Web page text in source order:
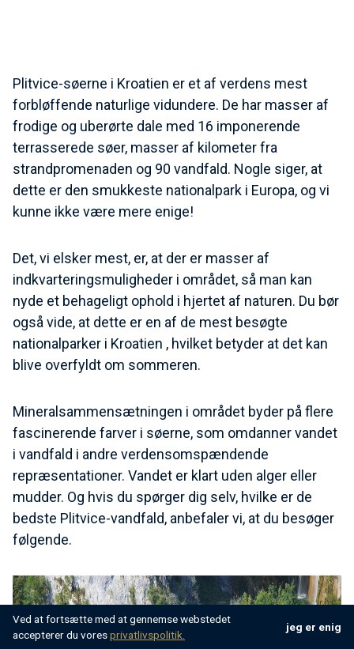
Plitvice-søerne i Kroatien er et af verdens mest
forbløffende naturlige vidundere. De har masser af
frodige og uberørte dale med 16 imponerende
terrasserede søer, masser af kilometer fra
strandpromenaden og 90 vandfald. Nogle siger, at
dette er den smukkeste nationalpark i Europa, og vi
kunne ikke være mere enige!
Det, vi elsker mest, er, at der er masser af
indkvarteringsmuligheder i området, så man kan
nyde et behageligt ophold i hjertet af naturen. Du bør
også vide, at dette er en af de mest besøgte
nationalparker i Kroatien , hvilket betyder at det kan
blive overfyldt om sommeren.
Mineralsammensætningen i området byder på flere
fascinerende farver i søerne, som omdanner vandet
i vandfald i andre verdensomspændende
repræsentationer. Vandet er klart uden alger eller
mudder. Og hvis du spørger dig selv, hvilke er de
bedste Plitvice-vandfald, anbefaler vi, at du besøger
følgende.
Ved at fortsætte med at gennemse webstedet
accepterer du voresprivatlivspolitik.
jeg er enig